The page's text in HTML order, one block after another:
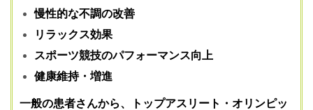
慢性的な不調の改善
リラックス効果
スポーツ競技のパフォーマンス向上
健康維持・増進
一般の患者さんから、トップアスリート・オリンピッ